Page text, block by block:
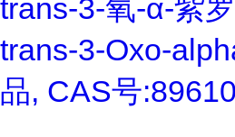
trans-3-氧-α-紫
trans-3-Oxo-
品, CAS号